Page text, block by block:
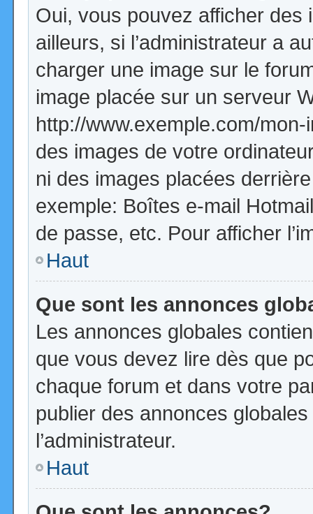
Oui, vous pouvez afficher
ailleurs, si l’administrateur a
charger une image sur le
image placée sur un serveur
http://www.exemple.com/
des images de votre
ni des images placées
exemple: Boîtes e-mail
de passe, etc. Pour afficher
Haut
Que sont les annonces
Les annonces globales
que vous devez lire dès que
chaque forum et dans votre
publier des annonces
l’administrateur.
Haut